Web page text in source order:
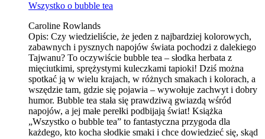
Wszystko o bubble tea
Caroline Rowlands
Opis: Czy wiedzieliście, że jeden z najbardziej kolorowych,
zabawnych i pysznych napojów świata pochodzi z dalekiego
Tajwanu? To oczywiście bubble tea – słodka herbata z
mięciutkimi, sprężystymi kuleczkami tapioki! Dziś można
spotkać ją w wielu krajach, w różnych smakach i kolorach, a
wszędzie tam, gdzie się pojawia – wywołuje zachwyt i dobry
humor. Bubble tea stała się prawdziwą gwiazdą wśród
napojów, a jej małe perełki podbijają świat! Książka
„Wszystko o bubble tea” to fantastyczna przygoda dla
każdego, kto kocha słodkie smaki i chce dowiedzieć się, skąd